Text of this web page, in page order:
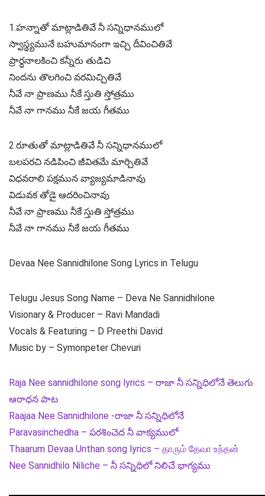
1.హన్నాతో మాట్లాడితివే నీ సన్నిధానములో
స్వాస్థ్యమునే బహుమానంగా ఇచ్చి దీవించితివే
ప్రార్ధనాలకించి కన్నీరు తుడిచి
నిందను తొలగించి వరమిచ్చితివే
నీవే నా ప్రాణము నీకే స్తుతి స్తోత్రము
నీవే నా గానము నీకే జయ గీతము
2.రూతుతో మాట్లాడితివే నీ సన్నిధానములో
బలపరచి నడిపించి జీవితమే మార్చితివే
విధవరాలి పక్షమున వ్యాజ్యమాడినావు
విడువక తోడై ఆదరించినావు
నీవే నా ప్రాణము నీకే స్తుతి స్తోత్రము
నీవే నా గానము నీకే జయ గీతము
Devaa Nee Sannidhilone Song Lyrics in Telugu
Telugu Jesus Song Name – Deva Ne Sannidhilone
Visionary & Producer – Ravi Mandadi
Vocals & Featuring – D Preethi David
Music by – Symonpeter Chevuri
Raja Nee sannidhilone song lyrics – రాజా నీ సన్నిధిలోనే తెలుగు
ఆరాధన పాట
Raajaa Nee Sannidhilone -రాజా నీ సన్నిధిలోనే
Paravasinchedha – పరశించెద నీ వాక్యములో
Thaarum Devaa Unthan song lyrics – தாரும் தேவா உந்தன்
Nee Sannidhilo Niliche – నీ సన్నిధిలో నిలిచే భాగ్యము